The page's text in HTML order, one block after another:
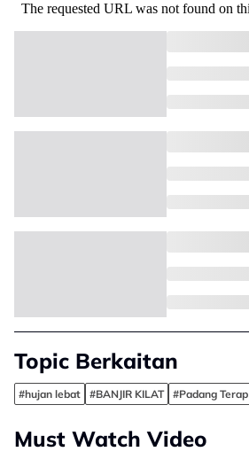
Topic Berkaitan
#hujan lebat #BANJIR KILAT #Padang Terap
Must Watch Video